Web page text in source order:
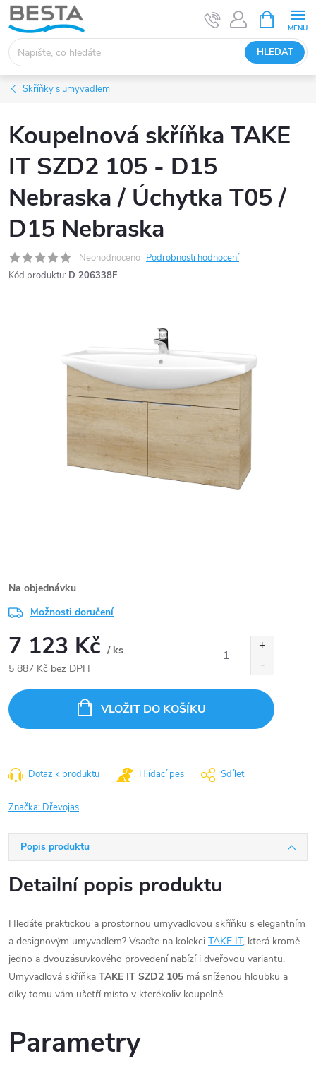
Přejít
na
obsah
HLEDAT
NÁKUPNÍ
KOŠÍK
Skříňky s umyvadlem
Koupelnová skříňka TAKE
IT SZD2 105 - D15
Nebraska / Úchytka T05 /
D15 Nebraska
Neohodnoceno Podrobnosti hodnocení
Kód produktu: D 206338F
Na objednávku
Možnosti doručení
7 123 Kč / ks
5 887 Kč bez DPH
cena:
VLOŽIT DO KOŠÍKU
Dotaz k produktu Hlídací pes Sdílet
Značka: Dřevojas
Popis produktu
Detailní popis produktu
Hledáte praktickou a prostornou umyvadlovou skříňku s elegantním
a designovým umyvadlem? Vsaďte na kolekci TAKE IT, která kromě
jedno a dvouzásuvkového provedení nabízí i dveřovou variantu.
Umyvadlová skříňka TAKE IT SZD2 105 má sníženou hloubku a
díky tomu vám ušetří místo v kterékoliv koupelně.
Parametry